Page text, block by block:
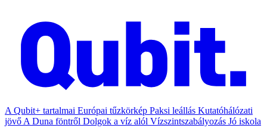
A Qubit+ tartalmai Európai tűzkörkép Paksi leállás Kutatóhálózati
jövő A Duna föntről Dolgok a víz alól Vízszintszabályozás Jó iskola